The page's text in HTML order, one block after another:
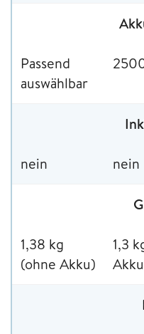
Passend
auswählbar
nein nein
1,38 kg
(ohne Akku)
1,3